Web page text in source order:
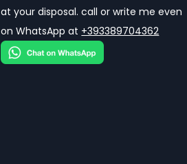
at your disposal. call or write me even
on WhatsApp at +393389704362